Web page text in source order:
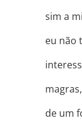
sim a
eu não
de um